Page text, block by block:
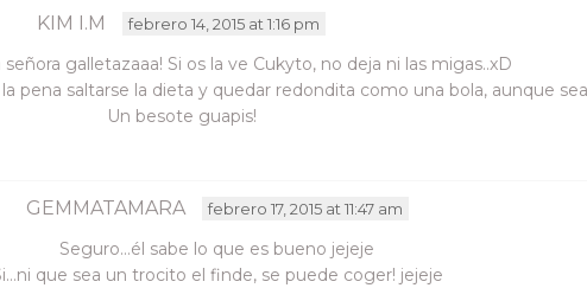
KIM I.M febrero 14, 2015 at 1:16 pm
galletazaaa! Si os la ve Cukyto, no deja ni las migas..xD
pena saltarse la dieta y quedar redondita como una bola, aunque
Un besote guapis!
GEMMATAMARA febrero 17, 2015 at 11:47 am
Seguro…él sabe lo que es bueno jejeje
que sea un trocito el finde, se puede coger! jejeje